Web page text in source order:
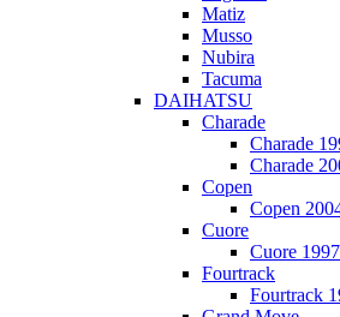
Matiz
Musso
Nubira
Tacuma
DAIHATSU
Charade
Charade
Charade
Copen
Copen
Cuore
Cuore
Fourtrack
Fourtrack